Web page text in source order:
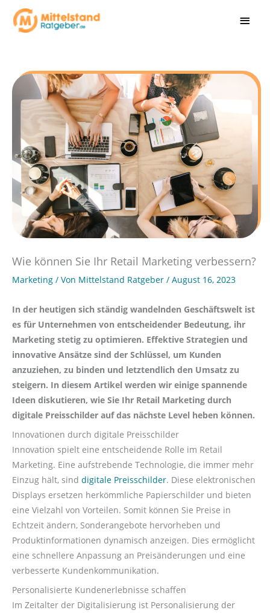
Inhalt
Wie können Sie Ihr Retail Marketing verbessern?
Marketing / Von Mittelstand Ratgeber / August 16, 2023
In der heutigen sich ständig wandelnden Geschäftswelt ist
es für Unternehmen von entscheidender Bedeutung, ihr
Marketing stetig zu optimieren. Effektive Strategien und
innovative Ansätze sind der Schlüssel, um Kunden
anzuziehen, zu binden und letztendlich den Umsatz zu
steigern. In diesem Artikel werden wir einige spannende
Ideen diskutieren, wie Sie Ihr Retail Marketing durch
digitale Preisschilder auf das nächste Level heben können.
Innovationen durch digitale Preisschilder
Innovation spielt eine entscheidende Rolle im Retail
Marketing. Eine aufstrebende Technologie, die immer mehr
Einzug hält, sind digitale Preisschilder. Diese elektronischen
Displays ersetzen herkömmliche Papierschilder und bieten
eine Vielzahl von Vorteilen. Somit können Sie Preise in
Echtzeit ändern, Sonderangebote hervorheben und
Produktinformationen dynamisch anzeigen. Dies ermöglicht
eine schnellere Anpassung an Preisänderungen und eine
verbesserte Kundenkommunikation.
Personalisierte Kundenerlebnisse schaffen
Im Zeitalter der Digitalisierung ist Personalisierung der